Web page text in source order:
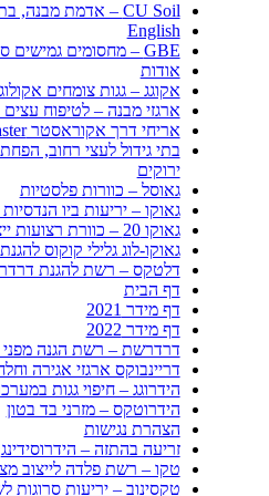
CU Soil – אדמת מבנה, בתי גידול לעצי רחוב
English
GBE – מחסומים גמישים סופגי אנרגיה
אודות
אקוגג – גגות צומחים
ארגזי מבנה – לטיפוח
אריחי דרך אקוראסטר Ecoraster
בתי גידול לעצי רחוב,
ירוקים
גאוסל – כוורות פלסטיות
גאוקו – יריעות ביו
גאוקו 20 – כוורת רצועות ייצוב
גאוקו-לוג גלילי קוקוס
דלטקס – רשת להגנת
דף הבית
דף מידר 2021
דף מידר 2022
דרדרשת – רשת הגנה
דריינבוקס ארגזי אגירה
הידרוגג – חיפוי גגות
הידרוטקס – מזרני בד בטון
הצהרת נגישות
זריעה בהתזה – הידרוסידינג
טקו – רשת פלדה לייצוב
טקסינוב – יריעות סרוגות